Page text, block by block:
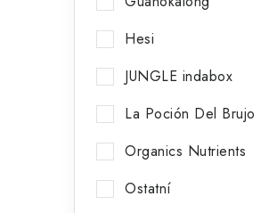
Hesi
JUNGLE indabox
La Poción Del Brujo
Organics Nutrients
Ostatní